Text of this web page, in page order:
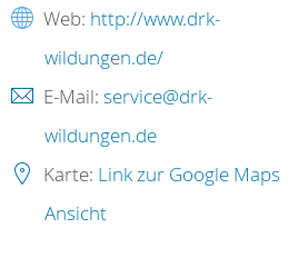
Web: http://www.drk-
wildungen.de/
E-Mail: service@drk-
wildungen.de
Karte: Link zur Google Maps
Ansicht